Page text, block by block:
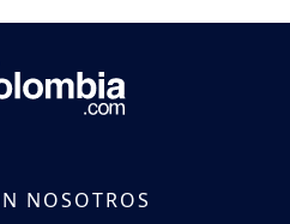
NOSOTROS